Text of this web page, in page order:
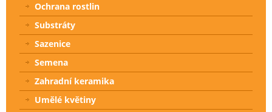
Ochrana rostlin
Substráty
Sazenice
Semena
Zahradní keramika
Umělé květiny